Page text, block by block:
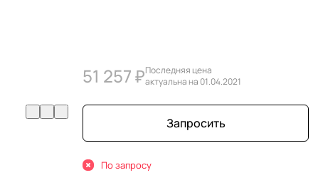
51 257 ₽Последняя цена
актуальна на 01.04.2021
Запросить
По запросу